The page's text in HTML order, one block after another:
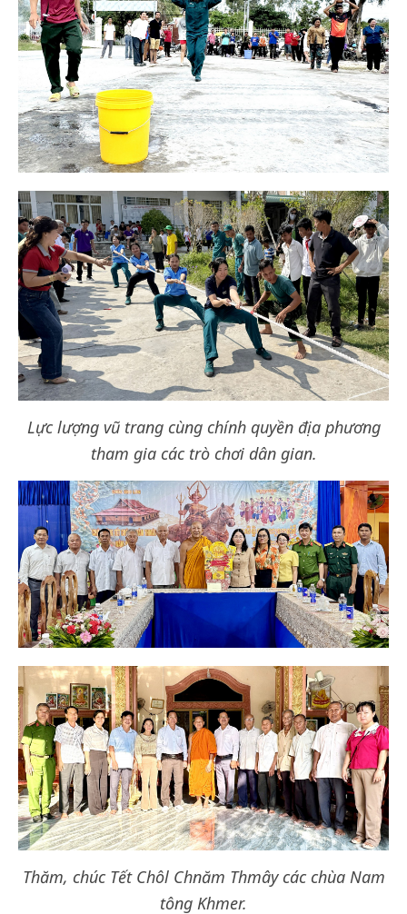
Lực lượng vũ trang cùng chính quyền địa phương
tham gia các trò chơi dân gian.
Thăm, chúc Tết Chôl Chnăm Thmây các chùa Nam
tông Khmer.